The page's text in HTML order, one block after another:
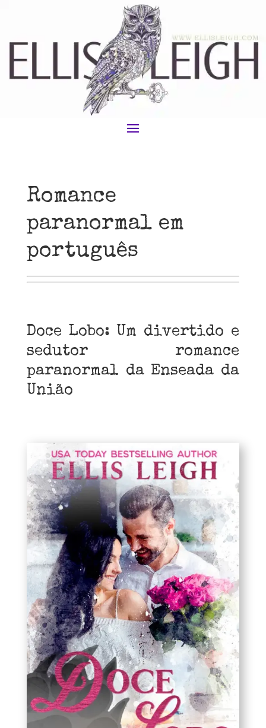
Romance
paranormal em
português
Doce Lobo: Um divertido e
sedutor romance
paranormal da Enseada da
União